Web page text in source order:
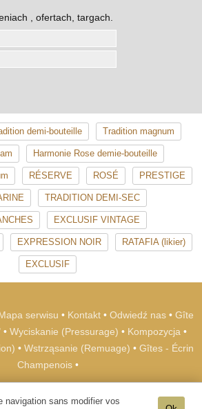
, ofertach, targach.
demi-bouteille Tradition magnum
Harmonie Rose demie-bouteille
RÉSERVE ROSÉ PRESTIGE
TRADITION DEMI-SEC
EXCLUSIF VINTAGE
EXPRESSION NOIR RATAFIA (likier)
EXCLUSIF
serwisu • Kontakt • Odwiedź nas • Gîte
• Wyciskanie (Pressurage) • Kompozycja •
• Wstrząsanie (Remuage) • Gîtes - Écrin
Champenois •
navigation sans modifier vos